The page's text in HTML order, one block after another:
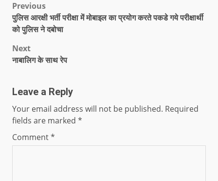
Previous
पुलिस आरक्षी भर्ती परीक्षा में मोबाइल का प्रयोग करते पकडे गये परीक्षार्थी
को पुलिस ने दबोचा
Next
नाबालिग के साथ रेप
Leave a Reply
Your email address will not be published. Required
fields are marked *
Comment*